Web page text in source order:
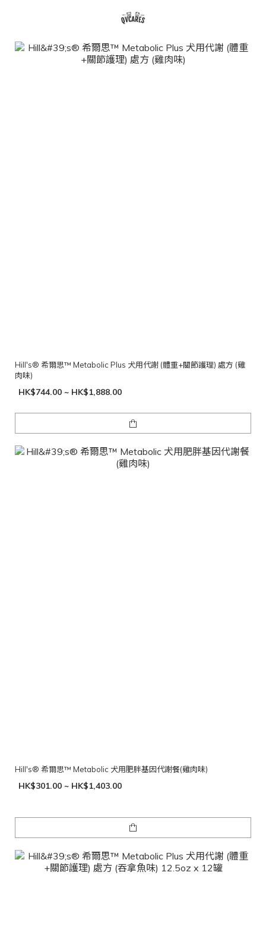
Hill's® 希爾思™ Metabolic Plus 犬用代謝 (體重+關節護理) 處方 (雞
肉味)
HK$744.00 ~ HK$1,888.00
Hill's® 希爾思™ Metabolic 犬用肥胖基因代謝餐(雞肉味)
HK$301.00 ~ HK$1,403.00